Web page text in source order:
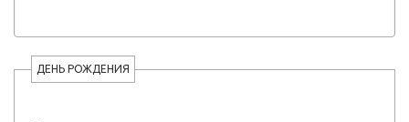
ДЕНЬ РОЖДЕНИЯ